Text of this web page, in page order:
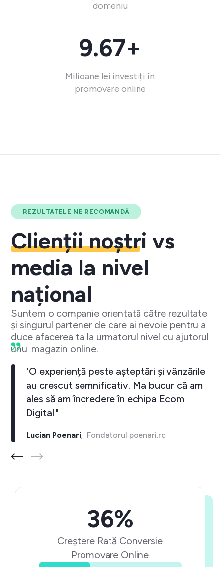
domeniu
9.67+
Milioane lei investiți în
promovare online
REZULTATELE NE RECOMANDĂ
Clienții noștri vs
media la nivel
național
Suntem o companie orientată către rezultate
și singurul partener de care ai nevoie pentru a
duce afacerea ta la urmatorul nivel cu ajutorul
unui magazin online.
"O experiență peste așteptări și vânzările
au crescut semnificativ. Ma bucur că am
ales să am încredere în echipa Ecom
Digital."
Lucian Poenari,Fondatorul poenari.ro
36%
Creștere Rată Conversie
Promovare Online